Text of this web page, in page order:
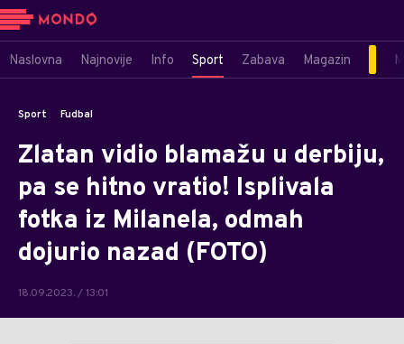
Naslovna Najnovije Info Sport Zabava Magazin
Sport Fudbal
Zlatan vidio blamažu u derbiju,
pa se hitno vratio! Isplivala
fotka iz Milanela, odmah
dojurio nazad (FOTO)
18.09.2023. / 13:01